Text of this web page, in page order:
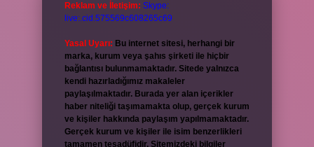
Reklam ve İletişim: Skype:
live:.cid.575569c608265c69
Yasal Uyarı: Bu internet sitesi, herhangi bir
marka, kurum veya şahıs şirketi ile hiçbir
bağlantısı bulunmamaktadır. Sitede yalnızca
kendi hazırladığımız makaleler
paylaşılmaktadır. Burada yer alan içerikler
haber niteliği taşımamakta olup, gerçek kurum
ve kişiler hakkında paylaşım yapılmamaktadır.
Gerçek kurum ve kişiler ile isim benzerlikleri
tamamen tesadüfidir. Sitemizdeki bilgiler